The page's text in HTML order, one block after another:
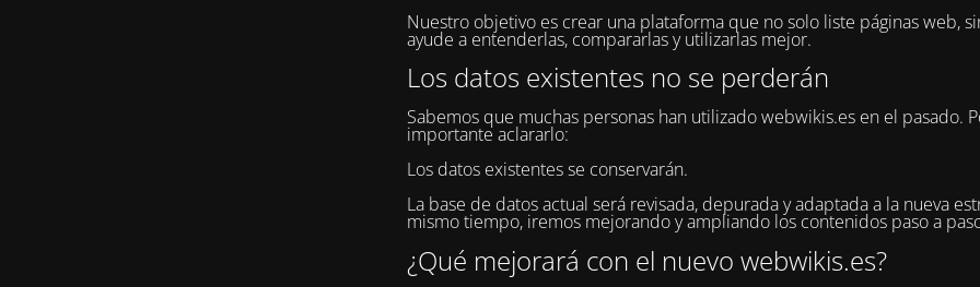
Nuestro objetivo es crear una plataforma que no solo liste páginas web,
ayude a entenderlas, compararlas y utilizarlas mejor.
Los datos existentes no se perderán
Sabemos que muchas personas han utilizado webwikis.es en el pasado.
importante aclararlo:
Los datos existentes se conservarán.
La base de datos actual será revisada, depurada y adaptada a la nueva
mismo tiempo, iremos mejorando y ampliando los contenidos paso a
¿Qué mejorará con el nuevo webwikis.es?